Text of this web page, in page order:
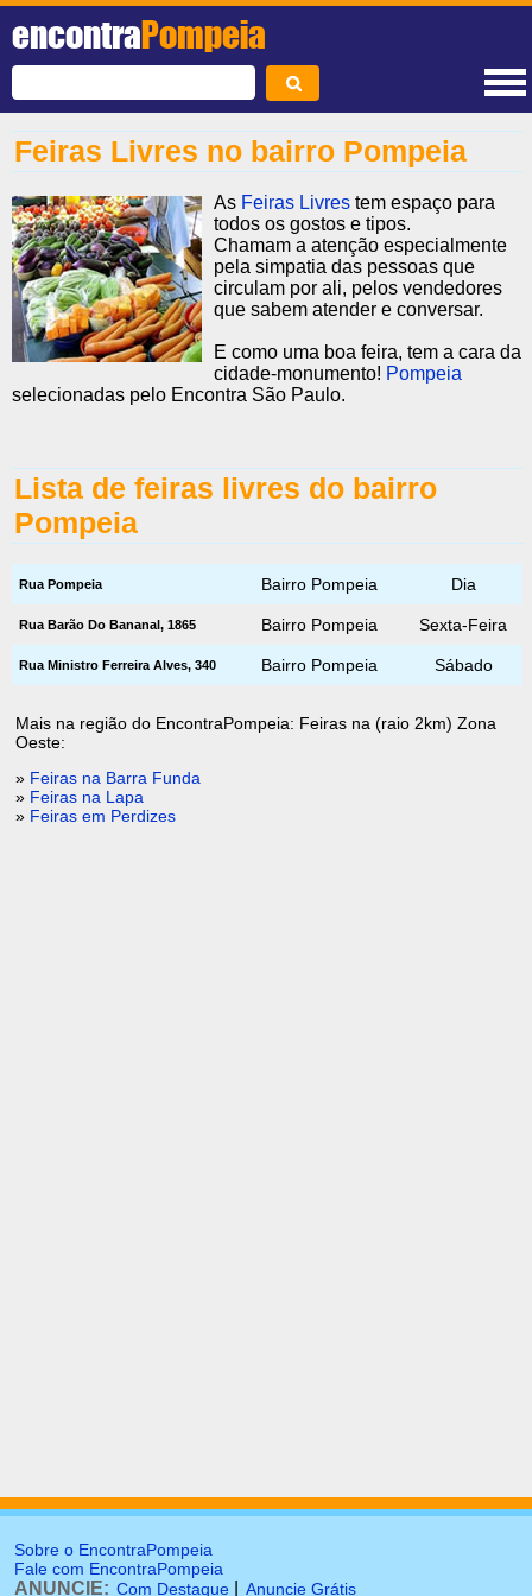
encontraPompeia
Feiras Livres no bairro Pompeia
As Feiras Livres tem espaço para
todos os gostos e tipos.
Chamam a atenção especialmente
pela simpatia das pessoas que
circulam por ali, pelos vendedores
que sabem atender e conversar.
E como uma boa feira, tem a cara da
cidade-monumento! Pompeia
selecionadas pelo Encontra São Paulo.
Lista de feiras livres do bairro
Pompeia
Rua Pompeia Bairro Pompeia Dia
Rua Barão Do Bananal, 1865 Bairro Pompeia Sexta-Feira
Rua Ministro Ferreira Alves, 340 Bairro Pompeia Sábado
Mais na região do EncontraPompeia: Feiras na (raio 2km) Zona
Oeste:
» Feiras na Barra Funda
» Feiras na Lapa
» Feiras em Perdizes
Sobre o EncontraPompeia
Fale com EncontraPompeia
ANUNCIE: Com Destaque Anuncie Grátis